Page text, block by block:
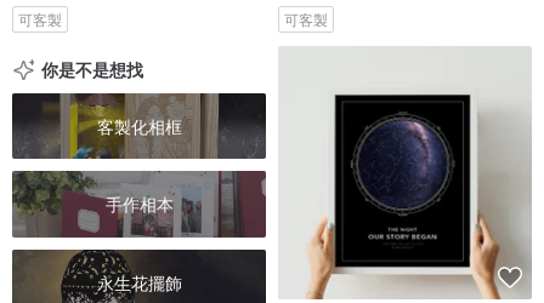
可客製 可客製
你是不是想找
客製化相框
手作相本
永生花擺飾